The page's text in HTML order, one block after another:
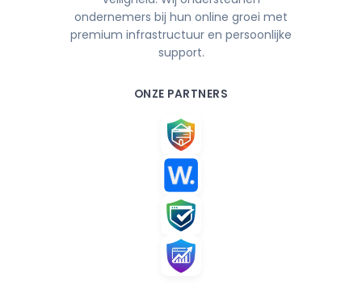
ondernemers bij hun online groei met
premium infrastructuur en persoonlijke
support.
ONZE PARTNERS